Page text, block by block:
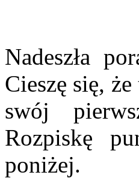
Nadeszła
Cieszę się,
swój
Rozpiskę
poniżej.